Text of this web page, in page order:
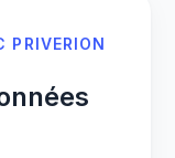
PRIVERION